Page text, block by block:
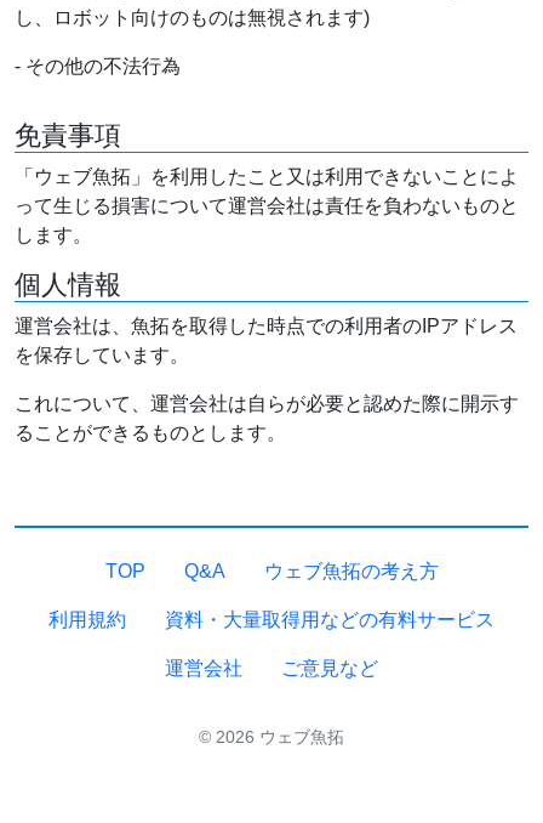
し、ロボット向けのものは無視されます)
- その他の不法行為
免責事項
「ウェブ魚拓」を利用したこと又は利用できないことによ
って生じる損害について運営会社は責任を負わないものと
します。
個人情報
運営会社は、魚拓を取得した時点での利用者のIPアドレス
を保存しています。
これについて、運営会社は自らが必要と認めた際に開示す
ることができるものとします。
TOP Q&A ウェブ魚拓の考え方
利用規約 資料・大量取得用などの有料サービス
運営会社 ご意見など
© 2026 ウェブ魚拓